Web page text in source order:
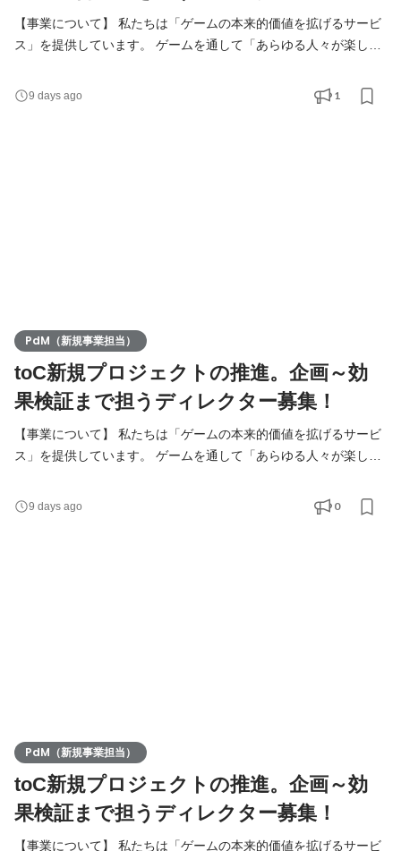
【事業について】 私たちは「ゲームの本来的価値を拡げるサービ
ス」を提供しています。 ゲームを通して「あらゆる人々が楽し
に挑戦します。 【募集背景】 現在2つの新規プロダクトの開発を
進めており、2026年8月までのローンチを予定しており、両プロ
9 days ago 1
PdM（新規事業担当）
toC新規プロジェクトの推進。企画～効
果検証まで担うディレクター募集！
【事業について】 私たちは「ゲームの本来的価値を拡げるサービ
ス」を提供しています。 ゲームを通して「あらゆる人々が楽し
に挑戦します。 【募集背景】 私たちは「ユーザーファースト」で
あることを大切にしています。これまでプロダクトの要件定義は
9 days ago 0
PdM（新規事業担当）
toC新規プロジェクトの推進。企画～効
果検証まで担うディレクター募集！
【事業について】 私たちは「ゲームの本来的価値を拡げるサービ